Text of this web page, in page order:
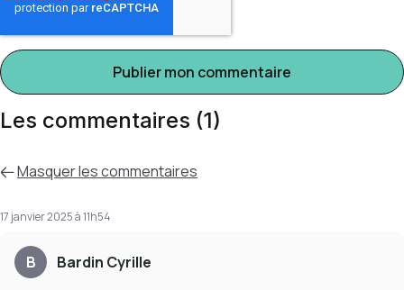
Les commentaires (1)
Masquerles commentaires
17 janvier 2025 à 11h54
B Bardin Cyrille